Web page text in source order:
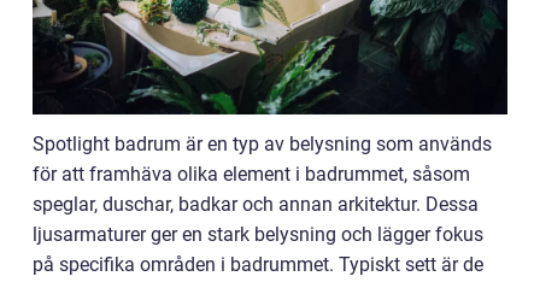
Spotlight badrum är en typ av belysning som används
för att framhäva olika element i badrummet, såsom
speglar, duschar, badkar och annan arkitektur. Dessa
ljusarmaturer ger en stark belysning och lägger fokus
på specifika områden i badrummet. Typiskt sett är de